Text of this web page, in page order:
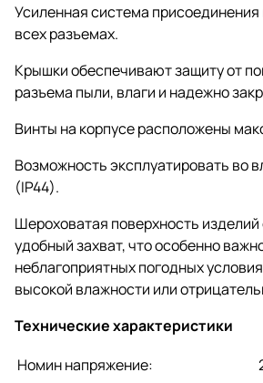
Усиленная система
всех разъемах.
Крышки обеспечивают защиту от
разъема пыли, влаги и надежно
Винты на корпусе расположены
Возможность эксплуатировать во
(IP44).
Шероховатая поверхность
удобный захват, что особенно
неблагоприятных погодных
высокой влажности или
Технические характеристики
Номин напряжение: